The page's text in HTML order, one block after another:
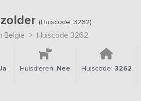
(Huiscode: 3262)
Belgie > Huiscode 3262
Huisdieren: Nee Huiscode: 3262